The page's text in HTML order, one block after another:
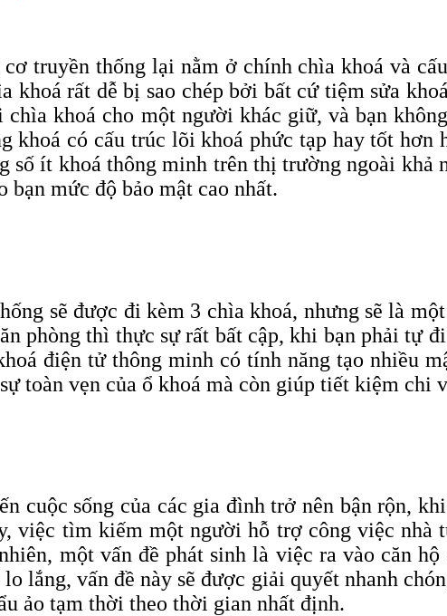
truyền thống lại nằm ở chính chìa khoá và
khoá rất dễ bị sao chép bởi bất cứ tiệm sửa
khoá cho một người khác giữ, và bạn
khoá có cấu trúc lõi khoá phức tạp hay tốt
ít khoá thông minh trên thị trường ngoài khả
bạn mức độ bảo mật cao nhất.
sẽ được đi kèm 3 chìa khoá, nhưng sẽ là
phòng thì thực sự rất bất cập, khi bạn phải tự
điện tử thông minh có tính năng tạo nhiều
toàn vẹn của ổ khoá mà còn giúp tiết kiệm chi
cuộc sống của các gia đình trở nên bận rộn,
việc tìm kiếm một người hỗ trợ công việc
một vấn đề phát sinh là việc ra vào căn
lắng, vấn đề này sẽ được giải quyết nhanh
ảo tạm thời theo thời gian nhất định.